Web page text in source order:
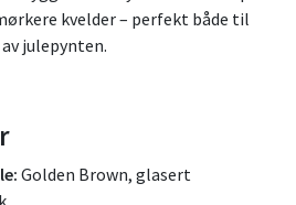
kvelder – perfekt både til
julepynten.
Golden Brown, glasert